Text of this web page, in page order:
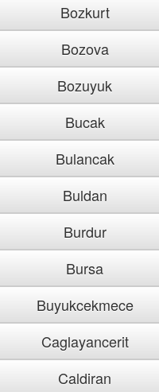
Bozkurt
Bozova
Bozuyuk
Bucak
Bulancak
Buldan
Burdur
Bursa
Buyukcekmece
Caglayancerit
Caldiran